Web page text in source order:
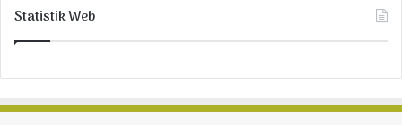
Statistik Web